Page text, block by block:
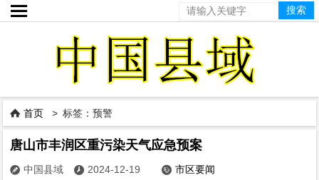

 首页 > 标签：预警
唐山市丰润区重污染天气应急预案
 中国县域  2024-12-19  市区要闻